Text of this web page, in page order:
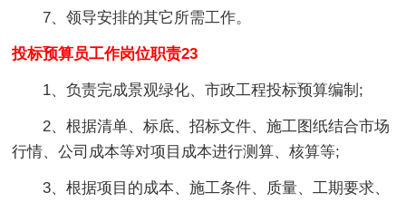
7、领导安排的其它所需工作。
投标预算员工作岗位职责23
1、负责完成景观绿化、市政工程投标预算编制;
2、根据清单、标底、招标文件、施工图纸结合市场
行情、公司成本等对项目成本进行测算、核算等;
3、根据项目的成本、施工条件、质量、工期要求、